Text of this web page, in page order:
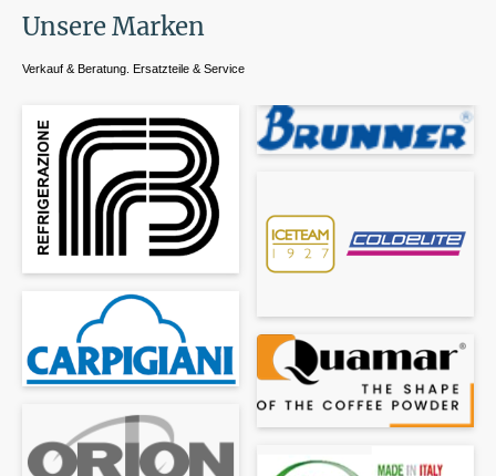
Unsere Marken
Verkauf & Beratung. Ersatzteile & Service